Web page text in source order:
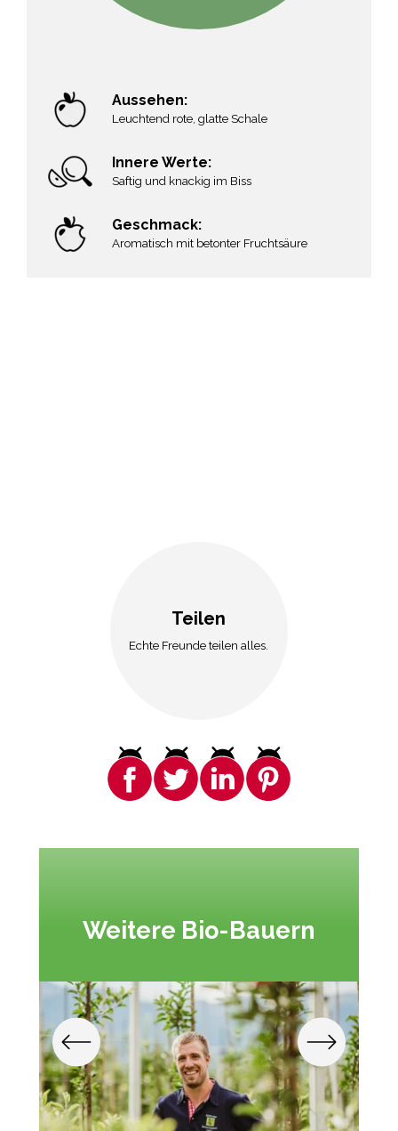
Aussehen:
Leuchtend rote, glatte Schale
Innere Werte:
Saftig und knackig im Biss
Geschmack:
Aromatisch mit betonter Fruchtsäure
Teilen
Echte Freunde teilen alles.
Weitere Bio-Bauern